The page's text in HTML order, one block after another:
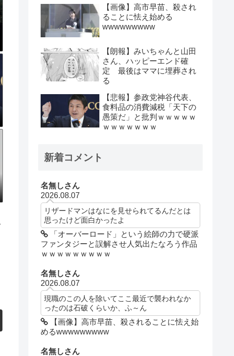
【画像】高市早苗、殺され
ることに怯え始める
wwwwwwwww
【朗報】みいちゃんと山田
さん、ハッピーエンド確
定 最後はママに埋葬され
る
【悲報】参政党神谷代表、
食料品の消費減税「天下の
愚策だ」と批判ｗｗｗｗｗ
ｗｗｗｗｗｗｗ
新着コメント
名無しさん
2026.08.07
リザードマンはなにを見せられてるんだとは
思ったけど面白かったよ
「オーバーロード」という絵師の力で硬派
ファンタジーと誤解させ人気出たなろう作品
ｗｗｗｗｗｗｗｗｗ
名無しさん
2026.08.07
現職のこの人を除いてここ最近で襲われなか
ったのは石破くらいか、ふ～ん
【画像】高市早苗、殺されることに怯え始
めるwwwwwwwww
名無しさん